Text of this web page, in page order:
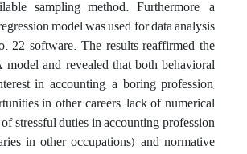
sampling method. Furthermore, a
model was used for data analysis
22 software. The results reaffirmed the
and revealed thatboth behavioral
in accounting, a boring profession,
in other careers, lack of numerical
stressful duties in accounting profession
in other occupations) and normative